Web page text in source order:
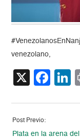
venezolano,
X
Post Previo:
Plata en la arena del